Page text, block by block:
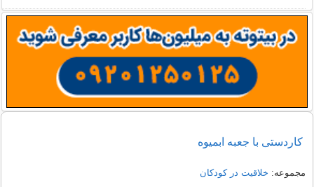
کاردستی با جعبه ابمیوه
مجموعه: خلاقیت در کودکان